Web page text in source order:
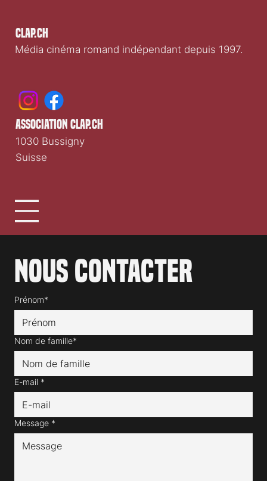
Clap.ch
Média cinéma romand indépendant depuis 1997.
Nous contacter
Prénom*
Nom de famille*
E-mail *
Message *
association clap.ch
1030 Bussigny
Suisse